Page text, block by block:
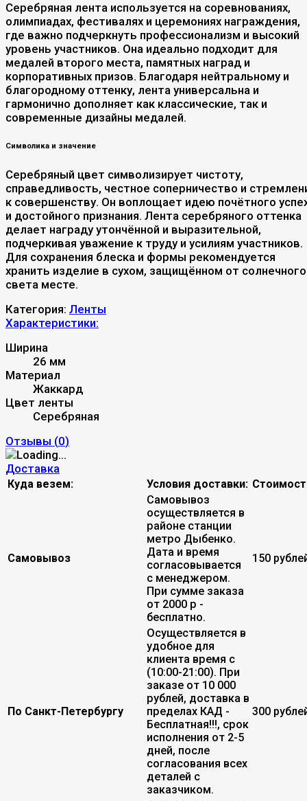
Серебряная лента используется на соревнованиях,
олимпиадах, фестивалях и церемониях награждения,
где важно подчеркнуть профессионализм и высокий
уровень участников. Она идеально подходит для
медалей второго места, памятных наград и
корпоративных призов. Благодаря нейтральному и
благородному оттенку, лента универсальна и
гармонично дополняет как классические, так и
современные дизайны медалей.
Символика и значение
Серебряный цвет символизирует чистоту,
справедливость, честное соперничество и
к совершенству. Он воплощает идею почётного
и достойного признания. Лента серебряного оттенка
делает награду утончённой и выразительной,
подчеркивая уважение к труду и усилиям участников.
Для сохранения блеска и формы рекомендуется
хранить изделие в сухом, защищённом от солнечного
света месте.
Категория: Ленты
Характеристики:
Ширина
26 мм
Материал
Жаккард
Цвет ленты
Серебряная
Отзывы (0)
Доставка
Куда везем: Условия доставки:
Самовывоз
Самовывоз
осуществляется в
районе станции
метро Дыбенко.
Дата и время
согласовывается
с менеджером.
При сумме заказа
от 2000 р -
бесплатно.
150
По Санкт-Петербургу
Осуществляется в
удобное для
клиента время с
(10:00-21:00). При
заказе от 10 000
рублей, доставка в
пределах КАД -
Бесплатная!!!, срок
исполнения от 2-5
дней, после
согласования всех
деталей с
заказчиком.
300